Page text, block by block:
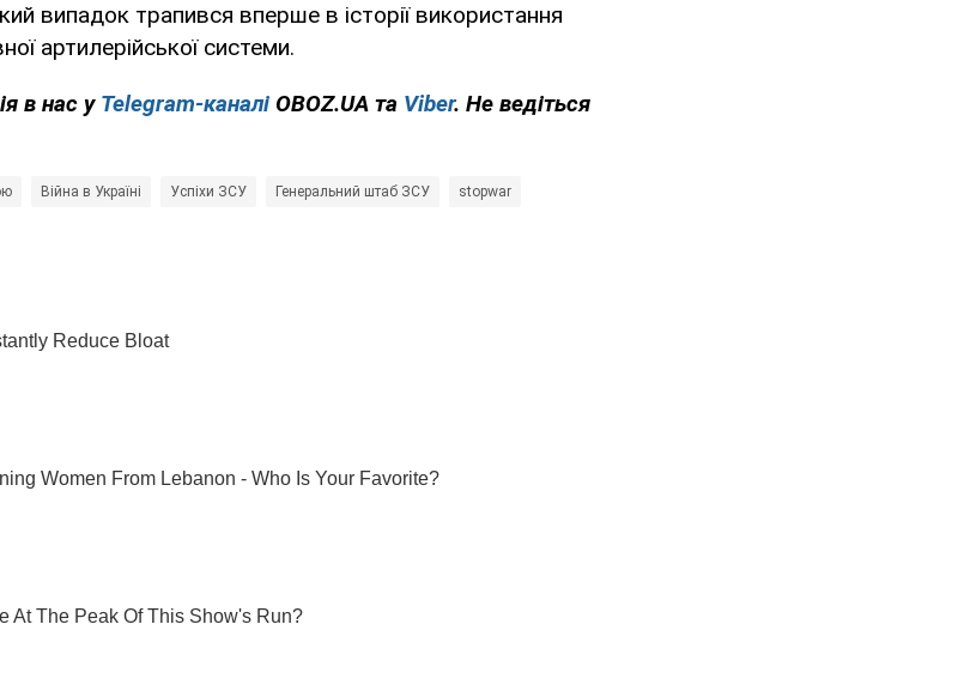
випадок трапився вперше в історії використання
артилерійської системи.
в нас у Telegram-каналі OBOZ.UA та Viber. Не ведіться
Війна в Україні Успіхи ЗСУ Генеральний штаб ЗСУ stopwar